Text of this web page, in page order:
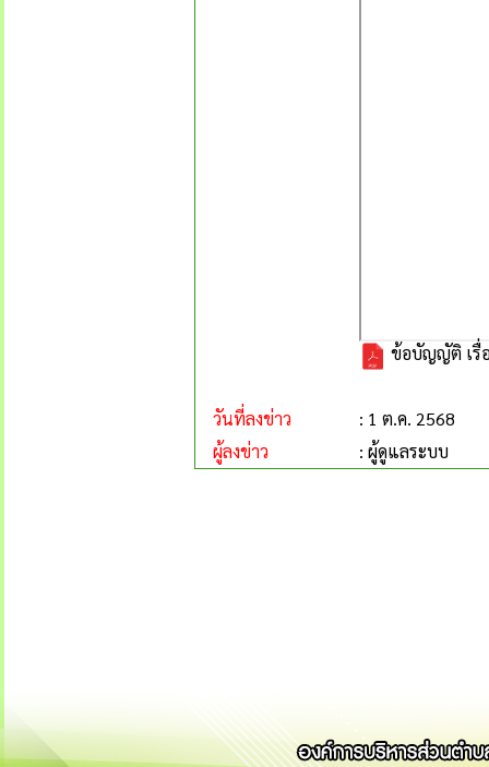
ข้อบัญญัติ เรื่
วันที่ลงข่าว
: 1 ต.ค. 2568
ผู้ลงข่าว
: ผู้ดูแลระบบ